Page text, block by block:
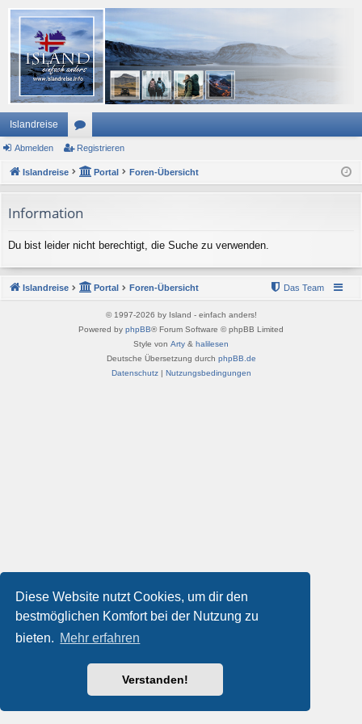
Diese Website nutzt Cookies, um dir den
bestmöglichen Komfort bei der Nutzung zu
bieten. Mehr erfahren
Verstanden!
Islandreise
or
en
Abmelden Registrieren
Islandreise Portal Foren-Übersicht
Information
Du bist leider nicht berechtigt, die Suche zu verwenden.
Islandreise Portal Foren-Übersicht Das Team
© 1997-2026 by Island - einfach anders!
Powered by phpBB® Forum Software © phpBB Limited
Style von Arty & halilesen
Deutsche Übersetzung durch phpBB.de
Datenschutz| Nutzungsbedingungen